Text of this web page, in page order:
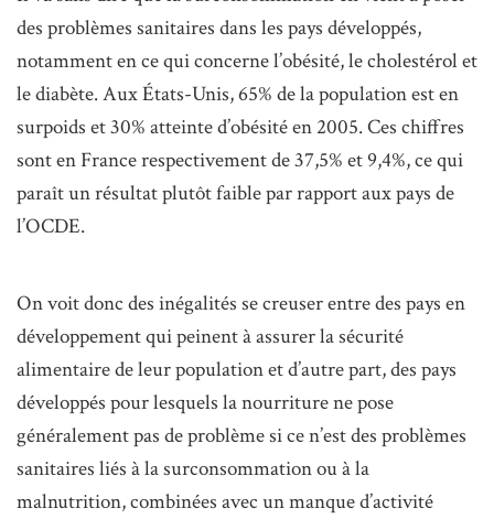
des problèmes sanitaires dans les pays développés,
notamment en ce qui concerne l’obésité, le cholestérol et
le diabète. Aux États-Unis, 65% de la population est en
surpoids et 30% atteinte d’obésité en 2005. Ces chiffres
sont en France respectivement de 37,5% et 9,4%, ce qui
paraît un résultat plutôt faible par rapport aux pays de
l’OCDE.
On voit donc des inégalités se creuser entre des pays en
développement qui peinent à assurer la sécurité
alimentaire de leur population et d’autre part, des pays
développés pour lesquels la nourriture ne pose
généralement pas de problème si ce n’est des problèmes
sanitaires liés à la surconsommation ou à la
malnutrition, combinées avec un manque d’activité